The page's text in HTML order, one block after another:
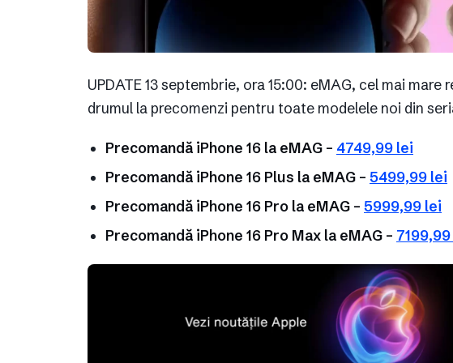
UPDATE 13 septembrie, ora 15:00: eMAG, cel mai
drumul la precomenzi pentru toate modelele noi din
Precomandă iPhone 16 la eMAG – 4749,99 lei
Precomandă iPhone 16 Plus la eMAG – 5499,99 lei
Precomandă iPhone 16 Pro la eMAG – 5999,99 lei
Precomandă iPhone 16 Pro Max la eMAG –